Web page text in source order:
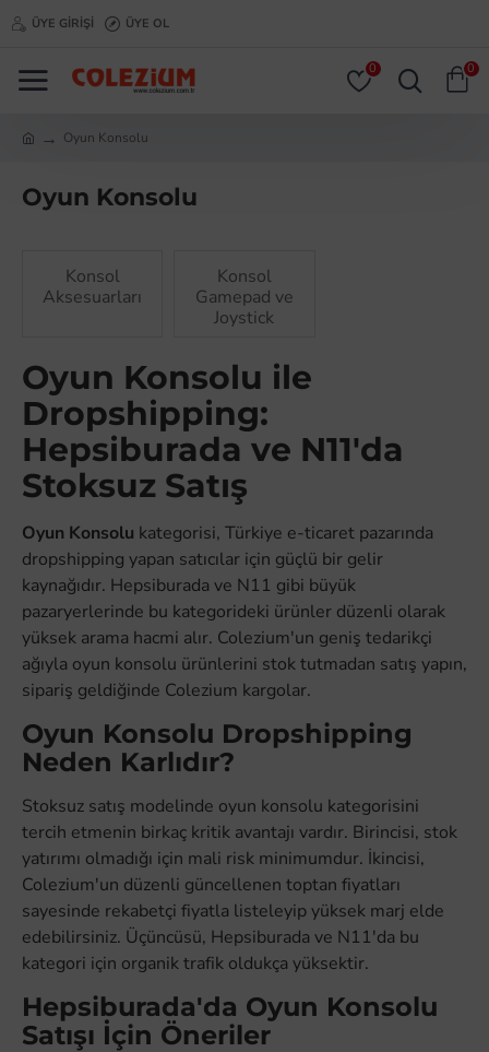
ÜYE GIRIŞI ÜYE OL
0 0
Oyun Konsolu
Oyun Konsolu
Konsol
Aksesuarları
Konsol
Gamepad ve
Joystick
Oyun Konsolu ile
Dropshipping:
Hepsiburada ve N11'da
Stoksuz Satış
Oyun Konsolu kategorisi, Türkiye e-ticaret pazarında
dropshipping yapan satıcılar için güçlü bir gelir
kaynağıdır. Hepsiburada ve N11 gibi büyük
pazaryerlerinde bu kategorideki ürünler düzenli olarak
yüksek arama hacmi alır. Colezium'un geniş tedarikçi
ağıyla oyun konsolu ürünlerini stok tutmadan satış yapın,
sipariş geldiğinde Colezium kargolar.
Oyun Konsolu Dropshipping
Neden Karlıdır?
Stoksuz satış modelinde oyun konsolu kategorisini
tercih etmenin birkaç kritik avantajı vardır. Birincisi, stok
yatırımı olmadığı için mali risk minimumdur. İkincisi,
Colezium'un düzenli güncellenen toptan fiyatları
sayesinde rekabetçi fiyatla listeleyip yüksek marj elde
edebilirsiniz. Üçüncüsü, Hepsiburada ve N11'da bu
kategori için organik trafik oldukça yüksektir.
Hepsiburada'da Oyun Konsolu
Satışı İçin Öneriler